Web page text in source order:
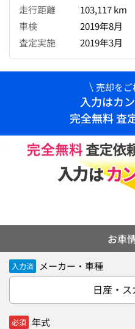
走行距離
103,117 km
車検
2019年8月
査定実施
2019年3月
売却を
入力はカ
完全無料 査
お車
入力済 メーカー・車種
日産・
必須 年式